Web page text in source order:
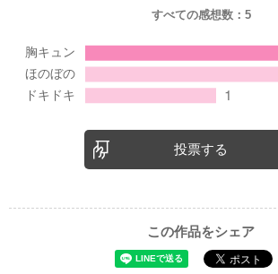
すべての感想数： 5
投票する
この作品をシェア